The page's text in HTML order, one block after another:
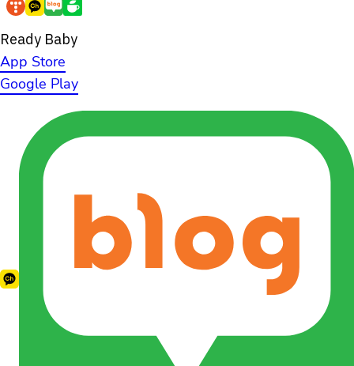
Ready Baby
App Store
Google Play